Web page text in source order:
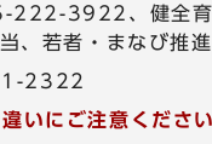
222-3922、健全
、若者・まなび
2322
いにご注意ください